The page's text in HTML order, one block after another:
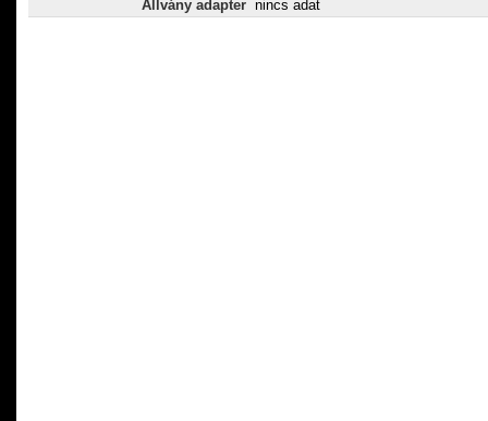
Állvány adapter nincs adat